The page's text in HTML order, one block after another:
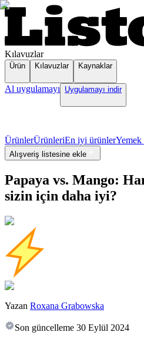
Kılavuzlar
Ürün Kılavuzlar Kaynaklar
Al uygulamayı Uygulamayı indir
ÜrünlerÜrünleriEn iyi ürünlerYemek
Alışveriş listesine ekle
Papaya vs. Mango:
sizin için daha iyi?
Yazan Roxana Grabowska
Son güncelleme 30 Eylül 2024